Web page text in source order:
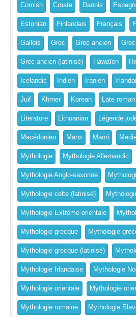
Cornish Croate Danois
Estonian Finlandais Français
Gallois Grec Grec ancien
Grec ancien (latinisé) Hawaïen
Icelandic Indien Iranien
Juif Khmer Korean Late roman
Literature Lithuanian Légende
Macédonien Manx Maori
Mythologie Mythologie Allemandic
Mythologie Anglo-saxonne
Mythologie celte (latinisé)
Mythologie Extrême-orientale
Mythologie grecque Mythologie
Mythologie grecque (latinisé)
Mythologie Irlandaise Mythologie
Mythologie orientale Mythologie
Mythologie romaine Mythologie